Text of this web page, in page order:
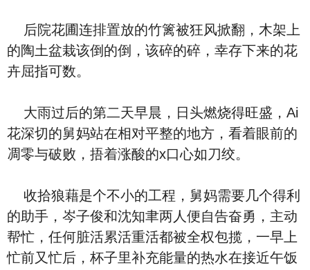
后院花圃连排置放的竹篱被狂风掀翻，木架上
的陶土盆栽该倒的倒，该碎的碎，幸存下来的花
卉屈指可数。
大雨过后的第二天早晨，日头燃烧得旺盛，Ai
花深切的舅妈站在相对平整的地方，看着眼前的
凋零与破败，捂着涨酸的x口心如刀绞。
收拾狼藉是个不小的工程，舅妈需要几个得利
的助手，岑子俊和沈知聿两人便自告奋勇，主动
帮忙，任何脏活累活重活都被全权包揽，一早上
忙前又忙后，杯子里补充能量的热水在接近午饭